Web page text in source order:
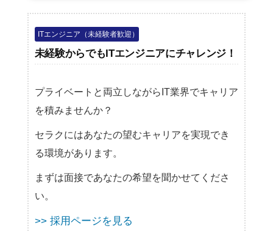
ITエンジニア（未経験者歓迎）
未経験からでもITエンジニアにチャレンジ！
プライベートと両立しながらIT業界でキャリア
を積みませんか？
セラクにはあなたの望むキャリアを実現でき
る環境があります。
まずは面接であなたの希望を聞かせてくださ
い。
>> 採用ページを見る